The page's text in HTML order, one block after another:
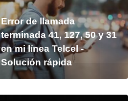
Error de llamada
terminada 41, 127, 50 y 31
en mi línea Telcel -
Solución rápida